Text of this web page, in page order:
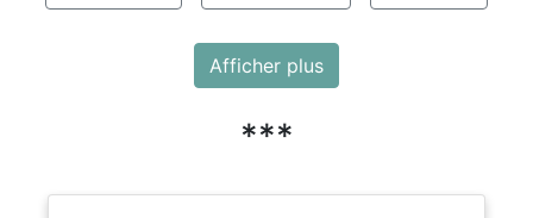
Afficher plus
***